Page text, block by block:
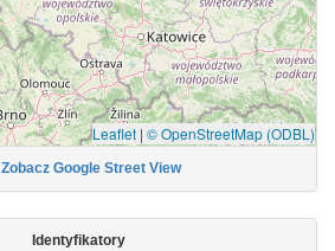
Leaflet | © OpenStreetMap (ODBL)
Zobacz Google Street View
Identyfikatory